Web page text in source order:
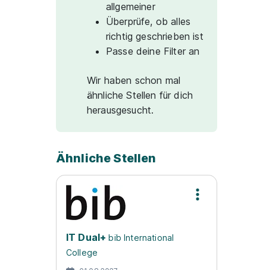
allgemeiner
Überprüfe, ob alles
richtig geschrieben ist
Passe deine Filter an
Wir haben schon mal
ähnliche Stellen für dich
herausgesucht.
Ähnliche Stellen
IT Dual+ bib International
College